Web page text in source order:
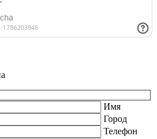
Имя
Город
Телефон